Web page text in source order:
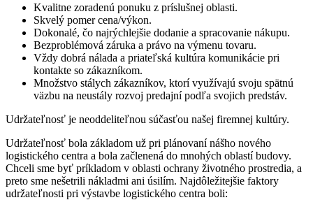
Kvalitne zoradenú ponuku z príslušnej oblasti.
Skvelý pomer cena/výkon.
Dokonalé, čo najrýchlejšie dodanie a spracovanie nákupu.
Bezproblémová záruka a právo na výmenu tovaru.
Vždy dobrá nálada a priateľská kultúra komunikácie pri
kontakte so zákazníkom.
Množstvo stálych zákazníkov, ktorí využívajú svoju spätnú
väzbu na neustály rozvoj predajní podľa svojich predstáv.
Udržateľnosť je neoddeliteľnou súčasťou našej firemnej kultúry.
Udržateľnosť bola základom už pri plánovaní nášho nového
logistického centra a bola začlenená do mnohých oblastí budovy.
Chceli sme byť príkladom v oblasti ochrany životného prostredia, a
preto sme nešetrili nákladmi ani úsilím. Najdôležitejšie faktory
udržateľnosti pri výstavbe logistického centra boli: